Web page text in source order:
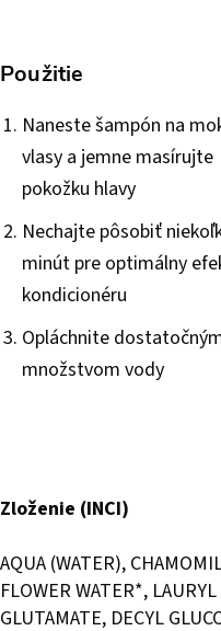
Použitie
Naneste šampón na
vlasy a jemne masírujte
pokožku hlavy
Nechajte pôsobiť
minút pre optimálny
kondicionéru
Opláchnite
množstvom vody
Zloženie (INCI)
AQUA (WATER),
FLOWER WATER*,
GLUTAMATE, DECYL